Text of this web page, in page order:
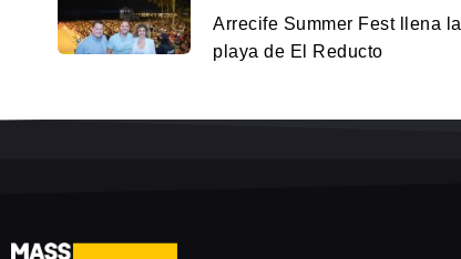
Arrecife Summer Fest llena la
playa de El Reducto